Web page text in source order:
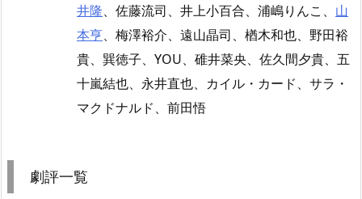
井隆、佐藤流司、井上小百合、浦嶋りんこ、 山
本亨、梅澤裕介、遠山晶司、楢木和也、野田裕
貴、巽徳子、YOU、碓井菜央、佐久間夕貴、五
十嵐結也、永井直也、カイル・カード、サラ・
マクドナルド、前田悟
劇評一覧